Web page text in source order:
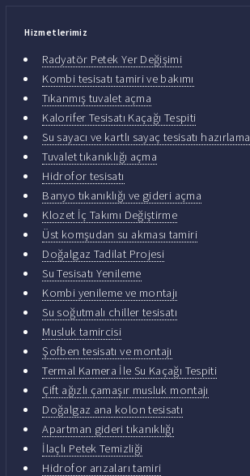
Hizmetlerimiz
Radyatör Petek Yer Değişimi
Kombi tesisatı tamiri ve bakımı
Tıkanmış tuvalet açma
Kalorifer Tesisatı Kaçağı Tespiti
Su sayacı ve kartlı sayaç tesisatı hazırlama
Tuvalet tıkanıklığı açma
Hidrofor tesisatı
Banyo tıkanıklığı ve gideri açma
Klozet İç Takımı Değiştirme
Üst komşudan su akması tamiri
Doğalgaz Tadilat Projesi
Su Tesisatı Yenileme
Kombi yenileme ve montajı
Su soğutmalı chiller tesisatı
Musluk tamircisi
Şofben tesisatı ve montajı
Termal Kamera İle Su Kaçağı Tespiti
Çift ağızlı çamaşır musluk montajı
Doğalgaz ana kolon tesisatı
Apartman gideri tıkanıklığı
İlaçlı Petek Temizliği
Hidrofor arızaları tamiri